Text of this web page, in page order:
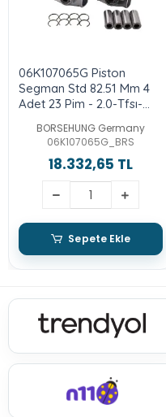
06K107065G Piston
Segman Std 82.51 Mm 4
Adet 23 Pim - 2.0-Tfsı-
Daxc-Culb
BORSEHUNG Germany
06K107065G_BRS
18.332,65 TL
Sepete Ekle